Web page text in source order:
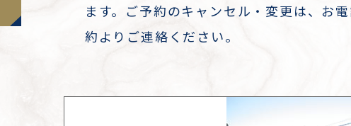
ます。ご予約のキャンセル・変更は、お
約よりご連絡ください。